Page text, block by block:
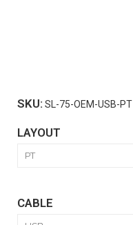
SKU: SL-75-OEM-USB-PT
LAYOUT
CABLE